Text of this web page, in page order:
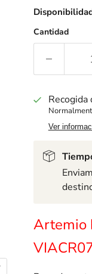
Cantidad
Ver
Artemio